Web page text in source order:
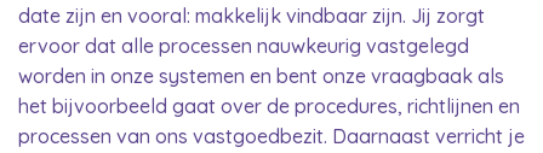
date zijn en vooral: makkelijk vindbaar zijn. Jij zorgt
ervoor dat alle processen nauwkeurig vastgelegd
worden in onze systemen en bent onze vraagbaak als
het bijvoorbeeld gaat over de procedures, richtlijnen en
processen van ons vastgoedbezit. Daarnaast verricht je